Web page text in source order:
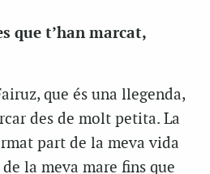
que t’han marcat,
que és una llegenda,
des de molt petita. La
part de la meva vida
la meva mare fins que